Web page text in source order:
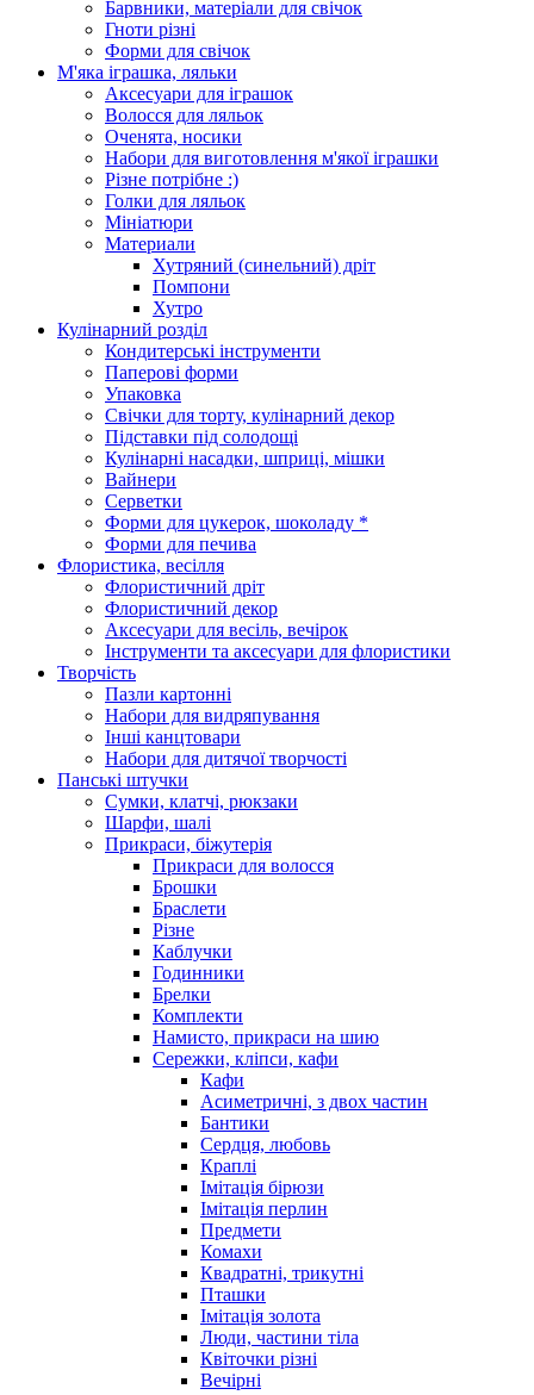
Барвники, матеріали для свічок
Гноти різні
Форми для свічок
М'яка іграшка, ляльки
Аксесуари для іграшок
Волосся для ляльок
Оченята, носики
Набори для виготовлення м'якої іграшки
Різне потрібне :)
Голки для ляльок
Мініатюри
Материали
Хутряний (синельний) дріт
Помпони
Хутро
Кулінарний розділ
Кондитерські інструменти
Паперові форми
Упаковка
Свічки для торту, кулінарний декор
Підставки під солодощі
Кулінарні насадки, шприці, мішки
Вайнери
Серветки
Форми для цукерок, шоколаду *
Форми для печива
Флористика, весілля
Флористичний дріт
Флористичний декор
Аксесуари для весіль, вечірок
Інструменти та аксесуари для флористики
Творчість
Пазли картонні
Набори для видряпування
Інші канцтовари
Набори для дитячої творчості
Панські штучки
Сумки, клатчі, рюкзаки
Шарфи, шалі
Прикраси, біжутерія
Прикраси для волосся
Брошки
Браслети
Різне
Каблучки
Годинники
Брелки
Комплекти
Намисто, прикраси на шию
Сережки, кліпси, кафи
Кафи
Асиметричні, з двох частин
Бантики
Сердця, любовь
Краплі
Імітація бірюзи
Імітація перлин
Предмети
Комахи
Квадратні, трикутні
Пташки
Імітація золота
Люди, частини тіла
Квіточки різні
Вечірні